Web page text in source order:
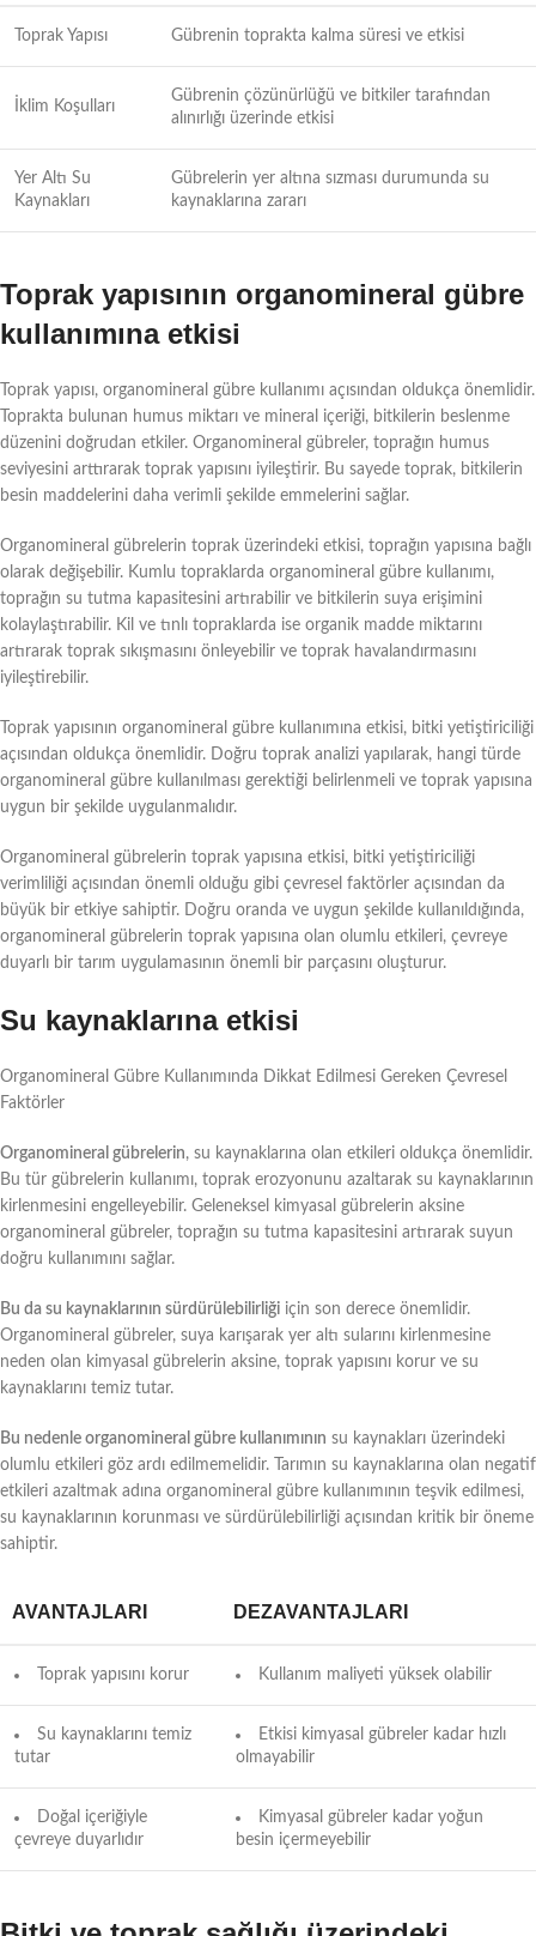
Toprak Yapısı Gübrenin toprakta kalma süresi ve etkisi
İklim Koşulları
Gübrenin çözünürlüğü ve bitkiler tarafından
alınırlığı üzerinde etkisi
Yer Altı Su
Kaynakları
Gübrelerin yer altına sızması durumunda su
kaynaklarına zararı
Toprak yapısının organomineral gübre
kullanımına etkisi
Toprak yapısı, organomineral gübre kullanımı açısından oldukça önemlidir.
Toprakta bulunan humus miktarı ve mineral içeriği, bitkilerin beslenme
düzenini doğrudan etkiler. Organomineral gübreler, toprağın humus
seviyesini arttırarak toprak yapısını iyileştirir. Bu sayede toprak, bitkilerin
besin maddelerini daha verimli şekilde emmelerini sağlar.
Organomineral gübrelerin toprak üzerindeki etkisi, toprağın yapısına bağlı
olarak değişebilir. Kumlu topraklarda organomineral gübre kullanımı,
toprağın su tutma kapasitesini artırabilir ve bitkilerin suya erişimini
kolaylaştırabilir. Kil ve tınlı topraklarda ise organik madde miktarını
artırarak toprak sıkışmasını önleyebilir ve toprak havalandırmasını
iyileştirebilir.
Toprak yapısının organomineral gübre kullanımına etkisi, bitki yetiştiriciliği
açısından oldukça önemlidir. Doğru toprak analizi yapılarak, hangi türde
organomineral gübre kullanılması gerektiği belirlenmeli ve toprak yapısına
uygun bir şekilde uygulanmalıdır.
Organomineral gübrelerin toprak yapısına etkisi, bitki yetiştiriciliği
verimliliği açısından önemli olduğu gibi çevresel faktörler açısından da
büyük bir etkiye sahiptir. Doğru oranda ve uygun şekilde kullanıldığında,
organomineral gübrelerin toprak yapısına olan olumlu etkileri, çevreye
duyarlı bir tarım uygulamasının önemli bir parçasını oluşturur.
Su kaynaklarına etkisi
Organomineral Gübre Kullanımında Dikkat Edilmesi Gereken Çevresel
Faktörler
Organomineral gübrelerin, su kaynaklarına olan etkileri oldukça önemlidir.
Bu tür gübrelerin kullanımı, toprak erozyonunu azaltarak su kaynaklarının
kirlenmesini engelleyebilir. Geleneksel kimyasal gübrelerin aksine
organomineral gübreler, toprağın su tutma kapasitesini artırarak suyun
doğru kullanımını sağlar.
Bu da su kaynaklarının sürdürülebilirliği için son derece önemlidir.
Organomineral gübreler, suya karışarak yer altı sularını kirlenmesine
neden olan kimyasal gübrelerin aksine, toprak yapısını korur ve su
kaynaklarını temiz tutar.
Bu nedenle organomineral gübre kullanımının su kaynakları üzerindeki
olumlu etkileri göz ardı edilmemelidir. Tarımın su kaynaklarına olan negatif
etkileri azaltmak adına organomineral gübre kullanımının teşvik edilmesi,
su kaynaklarının korunması ve sürdürülebilirliği açısından kritik bir öneme
sahiptir.
AVANTAJLARI DEZAVANTAJLARI
Toprak yapısını korur Kullanım maliyeti yüksek olabilir
Su kaynaklarını temiz
tutar
Etkisi kimyasal gübreler kadar hızlı
olmayabilir
Doğal içeriğiyle
çevreye duyarlıdır
Kimyasal gübreler kadar yoğun
besin içermeyebilir